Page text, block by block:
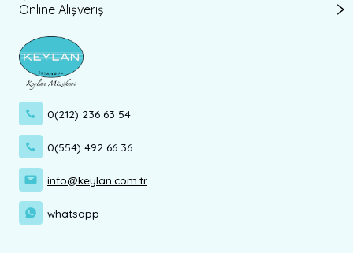
Online Alışveriş
0(212) 236 63 54
0(554) 492 66 36
info@keylan.com.tr
whatsapp